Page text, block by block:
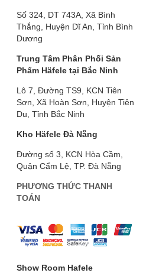
Số 324, DT 743A, Xã Bình
Thắng, Huyện Dĩ An, Tỉnh Bình
Dương
Trung Tâm Phân Phối Sản
Phẩm Häfele tại Bắc Ninh
Lô 7, Đường TS9, KCN Tiên
Sơn, Xã Hoàn Sơn, Huyện Tiên
Du, Tỉnh Bắc Ninh
Kho Häfele Đà Nẵng
Đường số 3, KCN Hòa Cầm,
Quận Cẩm Lệ, TP. Đà Nẵng
PHƯƠNG THỨC THANH
TOÁN
Show Room Hafele